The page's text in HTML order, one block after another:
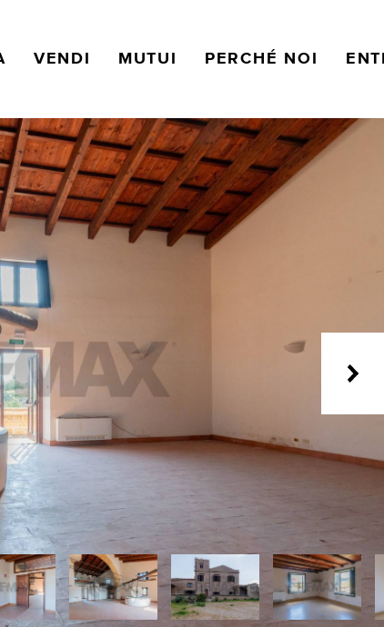
VENDI MUTUI PERCHÉ NOI